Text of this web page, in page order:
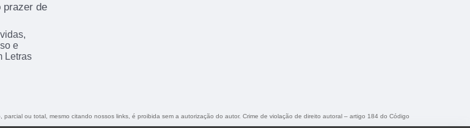
prazer de
e
Letras
ou total, mesmo citando nossos links, é proibida sem a autorização do autor. Crime de violação de direito autoral – artigo 184 do Código